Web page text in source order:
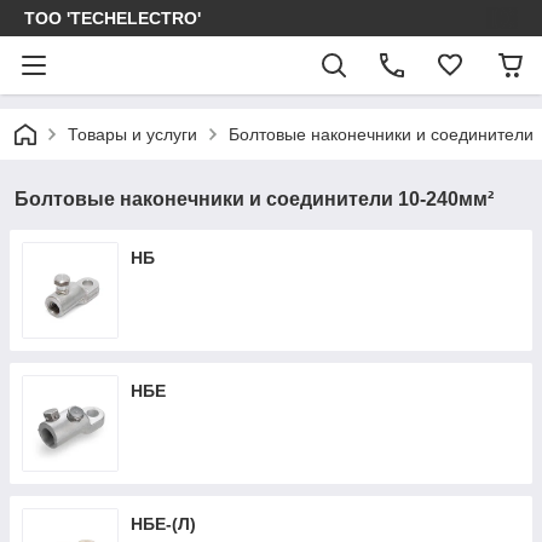
ТОО 'TECHELECTRO'
Товары и услуги Болтовые наконечники и соединители
Болтовые наконечники и соединители 10-240мм²
НБ
НБЕ
НБЕ-(Л)